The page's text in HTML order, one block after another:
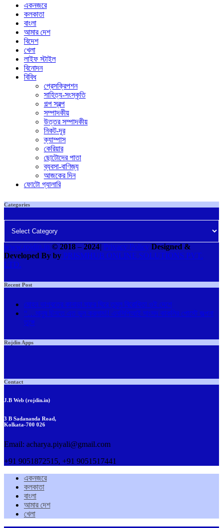
একনজরে
কলকাতা
বাংলা
আমার দেশ
বিদেশ
খেলা
লাইফ স্টাইল
বিনোদন
বিবিধ
প্রেসক্রিপশন
সাহিত্য-সংস্কৃতি
গল্প স্বল্প
সম্পাদকীয়
উত্তর সম্পাদকীয়
নিকট-দূর
ক্যাম্পাস
কেরিয়ার
ছোটোদের পাতা
ব্যবসা-বাণিজ্য
আজকের দিন
ফোটো গ্যালারি
Categories
www.rojdin.in © 2018 – 2024| Privacy Policy Designed &
Developed By by PRISMHUB ONLINE SOLUTIONS PVT.
LTD.
Recent Post
মোহন ভাগবতের কানাডা সফর ঘিরে তুমুল বিরোধিতা ওই দেশে
“…মানুষ চিনতে এত ভুল করলাম!! এনসিপিআই সাংসদ কাকলির পোস্টে জল্পনা
তুঙ্গে
Rojdin Apps
Contact
J.B Web (rojdin.in)
3 B Sadananda Road,
Kolkata-700 026
Email: acharya.piyali@gmail.com
+91 9051872515, +91 9051517441
একনজরে
কলকাতা
বাংলা
আমার দেশ
খেলা